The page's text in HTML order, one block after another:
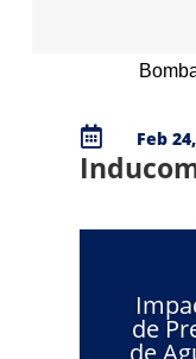
 Feb
de